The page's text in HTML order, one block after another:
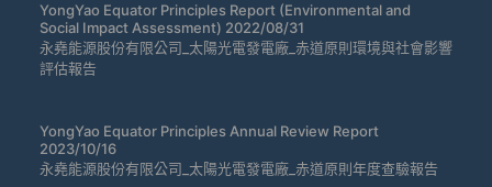
YongYao Equator Principles Report (Environmental and
Social Impact Assessment) 2022/08/31
永堯能源股份有限公司_太陽光電發電廠_赤道原則環境與社會影響
評估報告
YongYao Equator Principles Annual Review Report
2023/10/16
永堯能源股份有限公司_太陽光電發電廠_赤道原則年度查驗報告